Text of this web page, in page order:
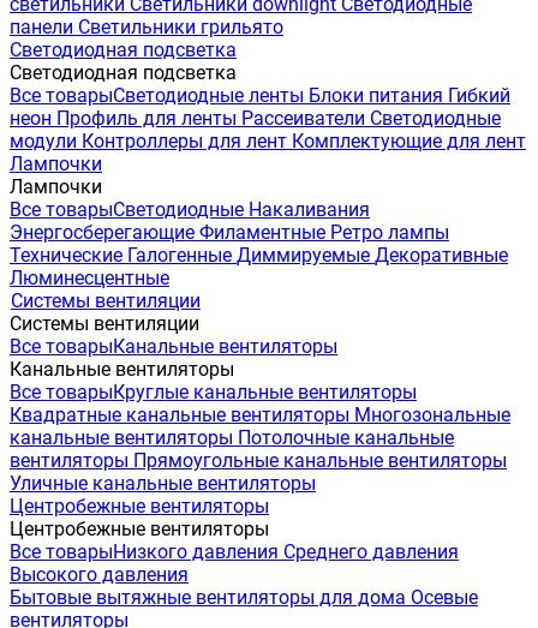
панели Светильники грильято
Светодиодная подсветка
Светодиодная подсветка
Все товарыСветодиодные ленты Блоки питания Гибкий
неон Профиль для ленты Рассеиватели Светодиодные
модули Контроллеры для лент Комплектующие для лент
Лампочки
Лампочки
Все товарыСветодиодные Накаливания
Энергосберегающие Филаментные Ретро лампы
Технические Галогенные Диммируемые Декоративные
Люминесцентные
Системы вентиляции
Системы вентиляции
Все товарыКанальные вентиляторы
Канальные вентиляторы
Все товарыКруглые канальные вентиляторы
Квадратные канальные вентиляторы Многозональные
канальные вентиляторы Потолочные канальные
вентиляторы Прямоугольные канальные вентиляторы
Уличные канальные вентиляторы
Центробежные вентиляторы
Центробежные вентиляторы
Все товарыНизкого давления Среднего давления
Высокого давления
Бытовые вытяжные вентиляторы для дома Осевые
вентиляторы